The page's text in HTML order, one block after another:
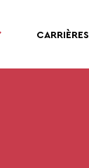
CARRIÈRES